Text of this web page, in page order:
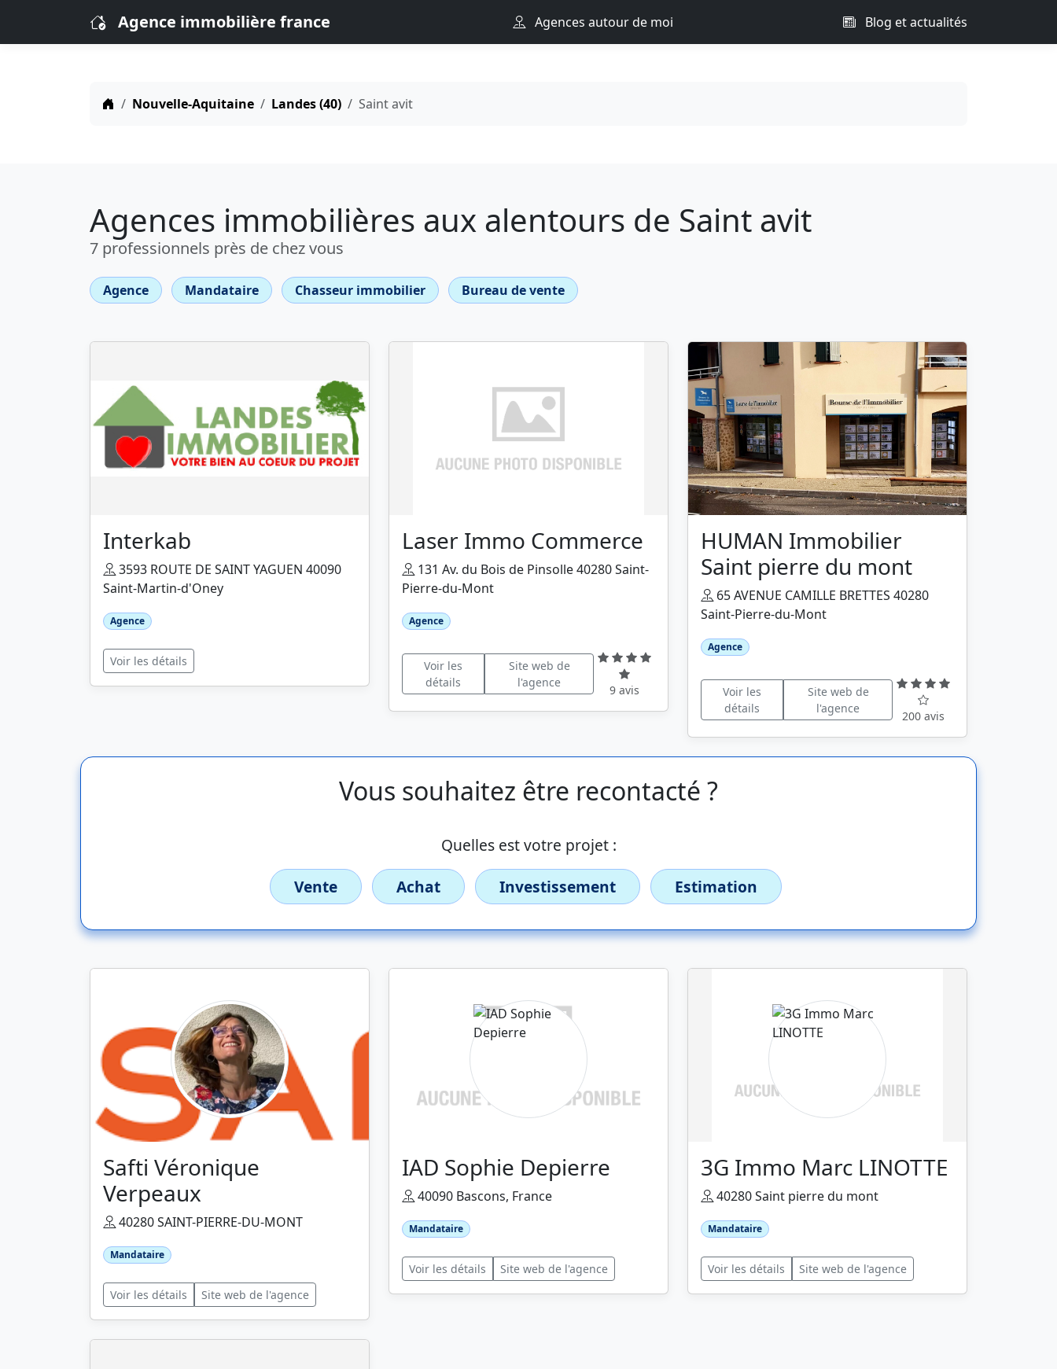
Agence immobilière france Agences autour de moi Blog et actualités
Nouvelle-Aquitaine Landes (40) Saint avit
Agences immobilières aux alentours de Saint avit
7 professionnels près de chez vous
Agence Mandataire Chasseur immobilier Bureau de vente
Interkab
3593 ROUTE DE SAINT YAGUEN 40090
Saint-Martin-d'Oney
Agence
Voir les détails
Laser Immo Commerce
131 Av. du Bois de Pinsolle 40280 Saint-
Pierre-du-Mont
Agence
Voir les
détails
Site web de
l'agence
9 avis
HUMAN Immobilier
Saint pierre du mont
65 AVENUE CAMILLE BRETTES 40280
Saint-Pierre-du-Mont
Agence
Voir les
détails
Site web de
l'agence
200 avis
Vous souhaitez être recontacté ?
Quelles est votre projet :
Vente
Achat Investissement Estimation
Safti Véronique
Verpeaux
40280 SAINT-PIERRE-DU-MONT
Mandataire
Voir les détails Site web de l'agence
IAD Sophie Depierre
40090 Bascons, France
Mandataire
Voir les détails Site web de l'agence
3G Immo Marc LINOTTE
40280 Saint pierre du mont
Mandataire
Voir les détails Site web de l'agence